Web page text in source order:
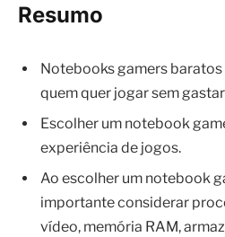
Resumo
Notebooks gamers
quem quer jogar sem
Escolher um notebook
experiência de jogos.
Ao escolher um notebook
importante considerar
vídeo, memória RAM,